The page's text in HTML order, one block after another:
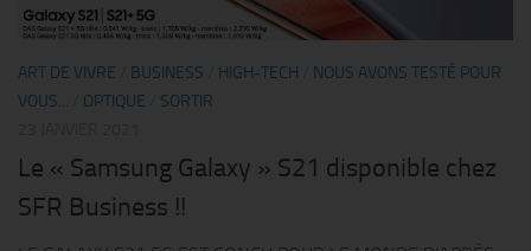
ART DE VIVRE BUSINESS HIGH-TECH
NOUS AVONS TESTÉ POUR
VOUS...
OPTIQUE
SORTIR
Le « Samsung Galaxy » S21 disponible chez
SFR Business !!